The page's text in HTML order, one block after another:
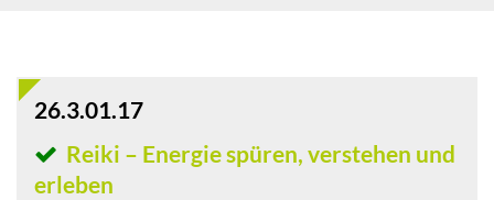
26.3.01.17
Reiki – Energie spüren, verstehen und
erleben